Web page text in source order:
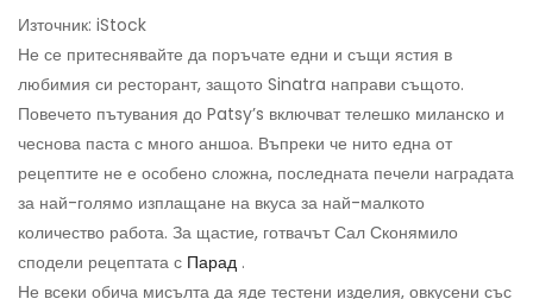
Източник: iStock
Не се притеснявайте да поръчате едни и същи ястия в
любимия си ресторант, защото Sinatra направи същото.
Повечето пътувания до Patsy’s включват телешко миланско и
чеснова паста с много аншоа. Въпреки че нито една от
рецептите не е особено сложна, последната печели наградата
за най-голямо изплащане на вкуса за най-малкото
количество работа. За щастие, готвачът Сал Сконямило
сподели рецептата с Парад .
Не всеки обича мисълта да яде тестени изделия, овкусени със